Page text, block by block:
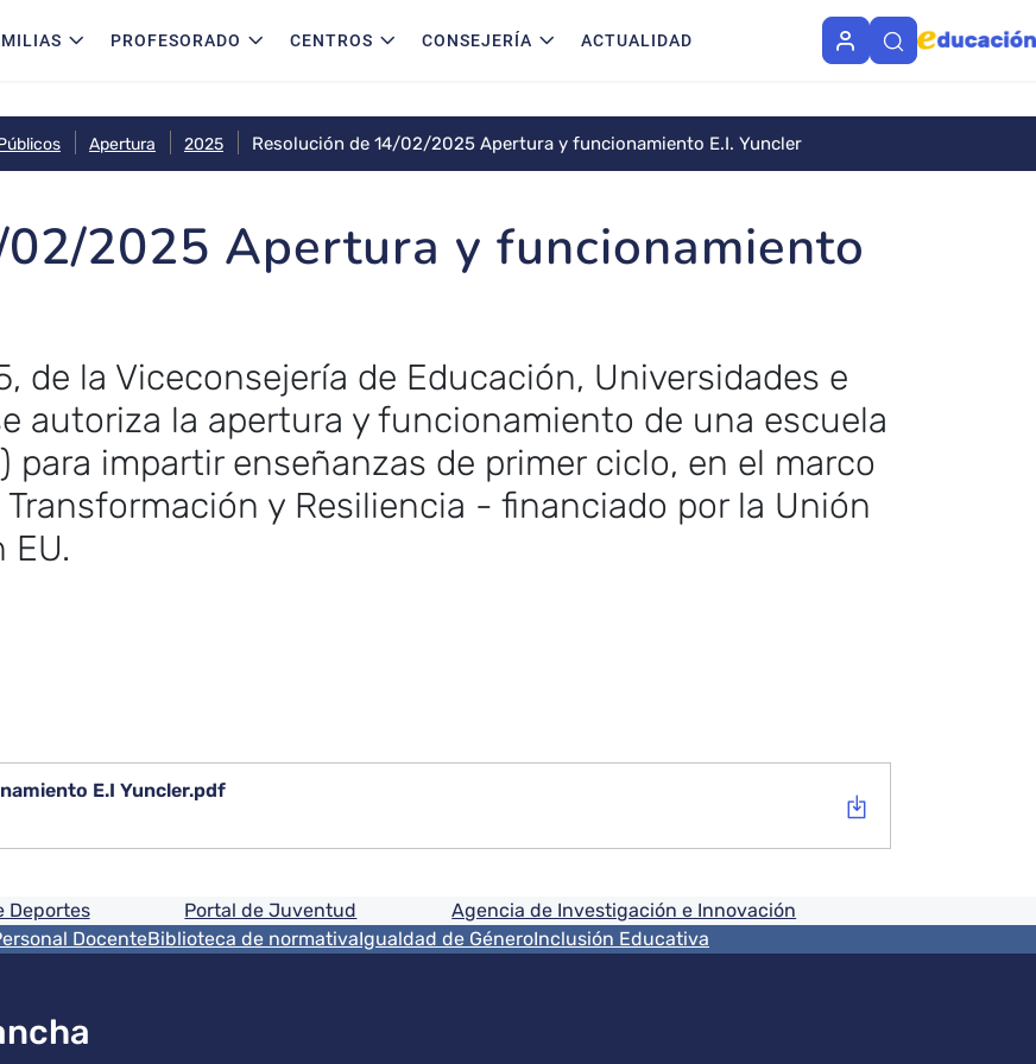
PROFESORADO CENTROS CONSEJERÍA ACTUALIDAD
Apertura 2025 Resolución de 14/02/2025 Apertura y funcionamiento E.I. Yuncler
2025 Apertura y funcionamiento
de la Viceconsejería de Educación, Universidades e
autoriza la apertura y funcionamiento de una escuela
para impartir enseñanzas de primer ciclo, en el marco
y Resiliencia - financiado por la Unión
E.I Yuncler.pdf
Deportes Portal de Juventud Agencia de Investigación e Innovación
DocenteBiblioteca de normativaIgualdad de GéneroInclusión Educativa